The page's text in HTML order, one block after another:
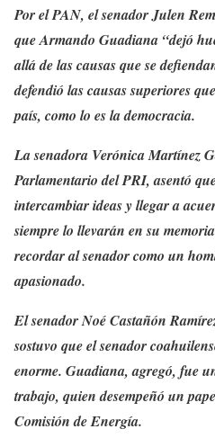
Por el PAN, el senador Julen
que Armando Guadiana “dejó
allá de las causas que se
defendió las causas superiores
país, como lo es la democracia.
La senadora Verónica Martínez
Parlamentario del PRI, asentó
intercambiar ideas y llegar a
siempre lo llevarán en su
recordar al senador como un
apasionado.
El senador Noé Castañón
sostuvo que el senador
enorme. Guadiana, agregó, fue
trabajo, quien desempeñó un
Comisión de Energía.